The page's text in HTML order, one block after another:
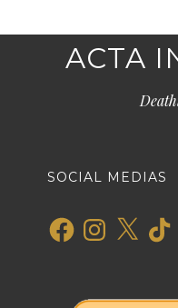
ACTA
SOCIAL MEDIAS
FacebookInstagram
X TikTok